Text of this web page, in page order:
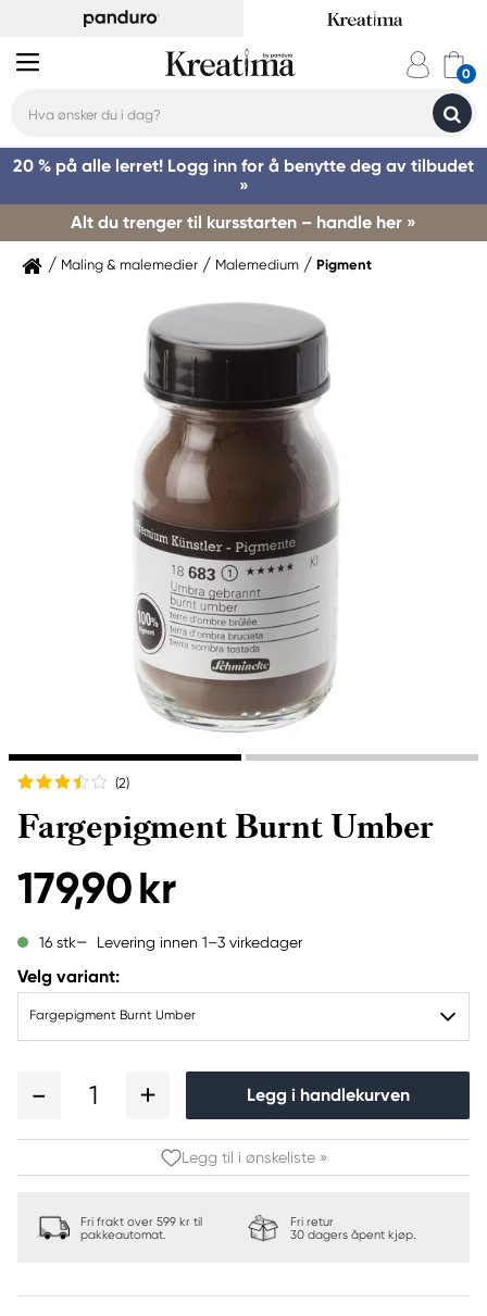
20 % på alle lerret! Logg inn for å benytte deg av tilbudet
»
Alt du trenger til kursstarten – handle her »
Maling & malemedier Malemedium Pigment
(2)
Fargepigment Burnt Umber
179,90 kr
16 stk Levering innen 1–3 virkedager
Velg variant:
Fargepigment Burnt Umber
1 Legg i handlekurven
Legg til i ønskeliste »
Fri frakt over 599 kr til
pakkeautomat.
Fri retur
30 dagers åpent kjøp.